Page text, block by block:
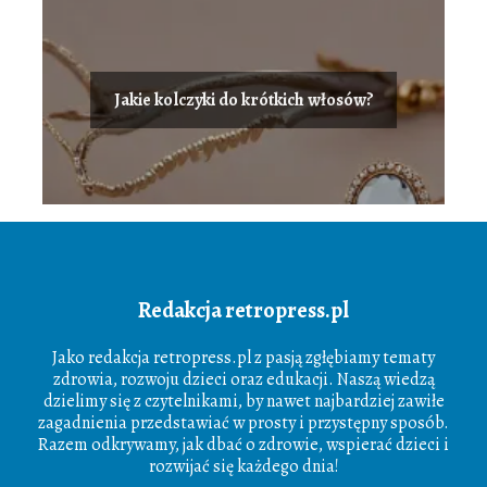
Jakie kolczyki do krótkich włosów?
Redakcja retropress.pl
Jako redakcja retropress.pl z pasją zgłębiamy tematy
zdrowia, rozwoju dzieci oraz edukacji. Naszą wiedzą
dzielimy się z czytelnikami, by nawet najbardziej zawiłe
zagadnienia przedstawiać w prosty i przystępny sposób.
Razem odkrywamy, jak dbać o zdrowie, wspierać dzieci i
rozwijać się każdego dnia!